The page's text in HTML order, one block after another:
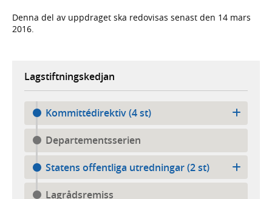
Denna del av uppdraget ska redovisas senast den 14 mars
2016.
Lagstiftningskedjan
Kommittédirektiv (4 st)
Departementsserien
Statens offentliga utredningar (2 st)
Lagrådsremiss